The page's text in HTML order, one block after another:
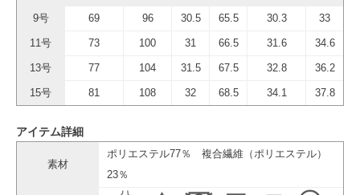
9号 69 96 30.5 65.5 30.3 33
11号 73 100 31 66.5 31.6 34.6
13号 77 104 31.5 67.5 32.8 36.2
15号 81 108 32 68.5 34.1 37.8
アイテム詳細
素材
ポリエステル77％ 複合繊維（ポリエステル）
23％